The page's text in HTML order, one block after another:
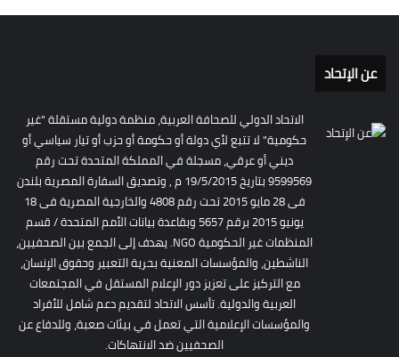
عن الإتحاد
الاتحاد الدولي للصحافة العربية، منظمة دولية مستقلة "غير
حكومية" لا تتبع لأي دولة أو حكومة أو حزب أو تيار سياسي أو
ديني أو عرقي، مسجلة في المملكة المتحدة تحت رقم
9599569 بتاريخ 19/5/2015 م , وتصديق السفارة المصرية بلندن
فى 28 مايو 2015 تحت رقم 4808 والخارجية المصرية فى 18
يونيو 2015 برقم 5657 وبقاعدة بيانات الأمم المتحدة / قسم
المنظمات غير الحكومية NGO. يهدف إلى الجمع بين الصحفيين،
الناشطين، والمؤسسات المعنية بحرية التعبير وحقوق الإنسان،
مع التركيز على تعزيز دور الإعلام المستقل في المجتمعات
العربية والدولية. تأسس الاتحاد لتقديم دعم شامل للأفراد
والمؤسسات الإعلامية التي تعمل في بيئات صعبة، وللدفاع عن
الصحفيين ضد الانتهاكات.